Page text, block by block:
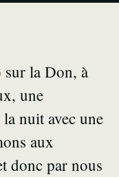
la Don, à
une
nuit avec une
aux
donc par nous